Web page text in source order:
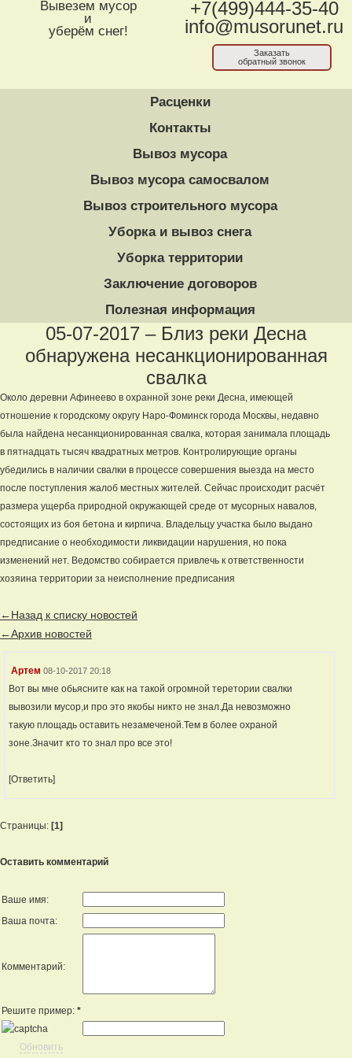
Вывезем мусор
и
уберём снег!
+7(499)444-35-40
info@musorunet.ru
Заказать
обратный звонок
Расценки
Контакты
Вывоз мусора
Вывоз мусора самосвалом
Вывоз строительного мусора
Уборка и вывоз снега
Уборка территории
Заключение договоров
Полезная информация
05-07-2017 – Близ реки Десна
обнаружена несанкционированная
свалка
Около деревни Афинеево в охранной зоне реки Десна, имеющей
отношение к городскому округу Наро-Фоминск города Москвы, недавно
была найдена несанкционированная свалка, которая занимала площадь
в пятнадцать тысяч квадратных метров. Контролирующие органы
убедились в наличии свалки в процессе совершения выезда на место
после поступления жалоб местных жителей. Сейчас происходит расчёт
размера ущерба природной окружающей среде от мусорных навалов,
состоящих из боя бетона и кирпича. Владельцу участка было выдано
предписание о необходимости ликвидации нарушения, но пока
изменений нет. Ведомство собирается привлечь к ответственности
хозяина территории за неисполнение предписания
←Назад к списку новостей
←Архив новостей
Артем 08-10-2017 20:18
Вот вы мне обьясните как на такой огромной теретории свалки
вывозили мусор,и про это якобы никто не знал.Да невозможно
такую площадь оставить незамеченой.Тем в более охраной
зоне.Значит кто то знал про все это!
[Ответить]
Страницы: [1]
Оставить комментарий
Ваше имя:
Ваша почта:
Комментарий:
Решите пример: *
Обновить